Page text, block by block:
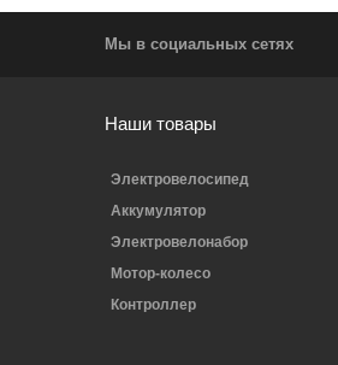
Мы в социальных сетях
Наши товары
Электровелосипед
Аккумулятор
Электровелонабор
Мотор-колесо
Контроллер